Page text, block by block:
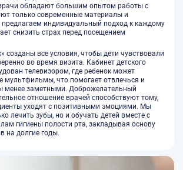
обладают большим опытом работы с
только современные материалы и
индивидуальный подход к каждому
снизить страх перед посещением
созданы все условия, чтобы дети чувствовали
во время визита. Кабинет детского
телевизором, где ребенок может
что помогает отвлечься и
менее заметными. Доброжелательный
отношение врачей способствуют тому,
уходят с позитивными эмоциями. Мы
лечить зубы, но и обучать детей вместе с
гигиены полости рта, закладывая основу
на долгие годы.